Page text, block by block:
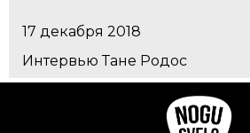
17 декабря 2018
Интервью Тане Родос